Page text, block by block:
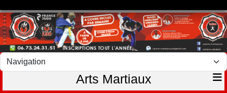
Arts Martiaux